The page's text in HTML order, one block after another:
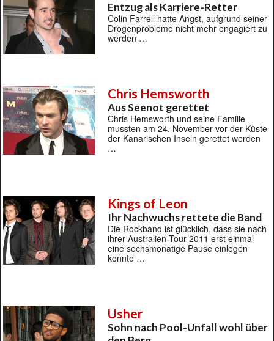
Entzug als Karriere-Retter
Colin Farrell hatte Angst, aufgrund seiner
Drogenprobleme nicht mehr engagiert zu
werden …
Chris Hemsworth
Aus Seenot gerettet
Chris Hemsworth und seine Familie
mussten am 24. November vor der Küste
der Kanarischen Inseln gerettet werden
…
Kings of Leon
Ihr Nachwuchs rettete die Band
Die Rockband ist glücklich, dass sie nach
ihrer Australien-Tour 2011 erst einmal
eine sechsmonatige Pause einlegen
konnte …
Usher
Sohn nach Pool-Unfall wohl über